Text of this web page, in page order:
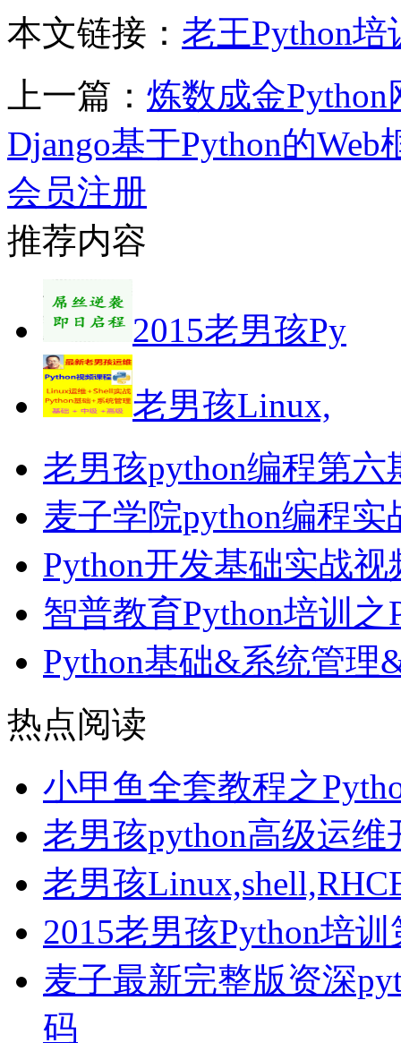
本文链接： 老王Python
上一篇： 炼数成金
Django基于Python的
会员注册
推荐内容
2015老男孩Py
老男孩Linux,
老男孩python编程第六
麦子学院python编程
Python开发基础实战
智普教育Python培训
Python基础&系统管理
热点阅读
小甲鱼全套教程之
老男孩python高级运
老男孩
2015老男孩Python培
麦子最新完整版资深
码